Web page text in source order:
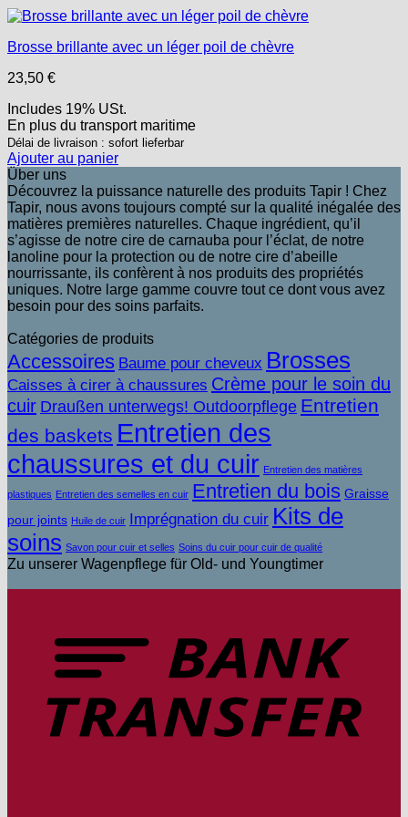
Brosse brillante avec un léger poil de chèvre
23,50 €
Includes 19% USt.
En plus du transportmaritime
Délai de livraison : sofort lieferbar
Ajouter au panier
Über uns
Découvrez la puissance naturelle des produits Tapir ! Chez
Tapir, nous avons toujours compté sur la qualité inégalée des
matières premières naturelles. Chaque ingrédient, qu’il
s’agisse de notre cire de carnauba pour l’éclat, de notre
lanoline pour la protection ou de notre cire d’abeille
nourrissante, ils confèrent à nos produits des propriétés
uniques. Notre large gamme couvre tout ce dont vous avez
besoin pour des soins parfaits.
Catégories de produits
Accessoires Baume pour cheveux Brosses
Caisses à cirer à chaussures Crème pour le soin du
cuir Draußen unterwegs! Outdoorpflege Entretien
des baskets Entretien des
chaussures et du cuir Entretien des matières
plastiques Entretien des semelles en cuir Entretien du bois Graisse
pour joints Huile de cuir Imprégnation du cuir Kits de
soins Savon pour cuir et selles Soins du cuir pour cuir de qualité
Zu unserer Wagenpflege für Old- und Youngtimer